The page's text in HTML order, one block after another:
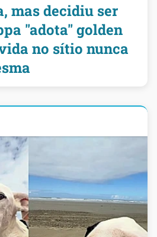
mas decidiu ser
"adota" golden
no sítio nunca